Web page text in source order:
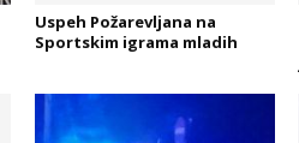
Uspeh Požarevljana na
Sportskim igrama mladih